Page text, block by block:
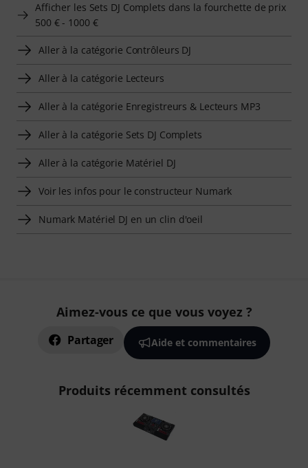
Afficher les Sets DJ Complets dans la fourchette de prix
500 € - 1000 €
Aller à la catégorie Contrôleurs DJ
Aller à la catégorie Lecteurs
Aller à la catégorie Enregistreurs & Lecteurs MP3
Aller à la catégorie Sets DJ Complets
Aller à la catégorie Matériel DJ
Voir les infos pour le constructeur Numark
Numark Matériel DJ en un clin d'oeil
Aimez-vous ce que vous voyez ?
Partager Aide et commentaires
Produits récemment consultés